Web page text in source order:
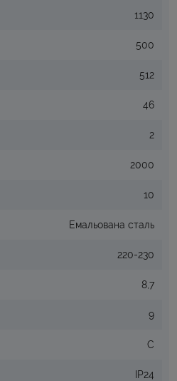
1130
500
512
46
2
2000
10
Емальована сталь
220-230
8,7
9
C
IP24